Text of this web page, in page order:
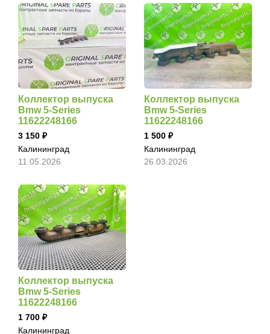
Коллектор выпуска
Bmw 5-Series
11622248166
3 150
Калининград
11.05.2026
Коллектор выпуска
Bmw 5-Series
11622248166
1 500
Калининград
26.03.2026
Коллектор выпуска
Bmw 5-Series
11622248166
1 700
Калининград